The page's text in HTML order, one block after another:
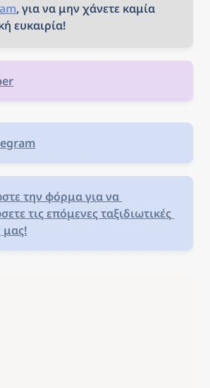
, για να μην χάνετε καμία
ευκαιρία!
την φόρμα για να
τις επόμενες ταξιδιωτικές
μας!